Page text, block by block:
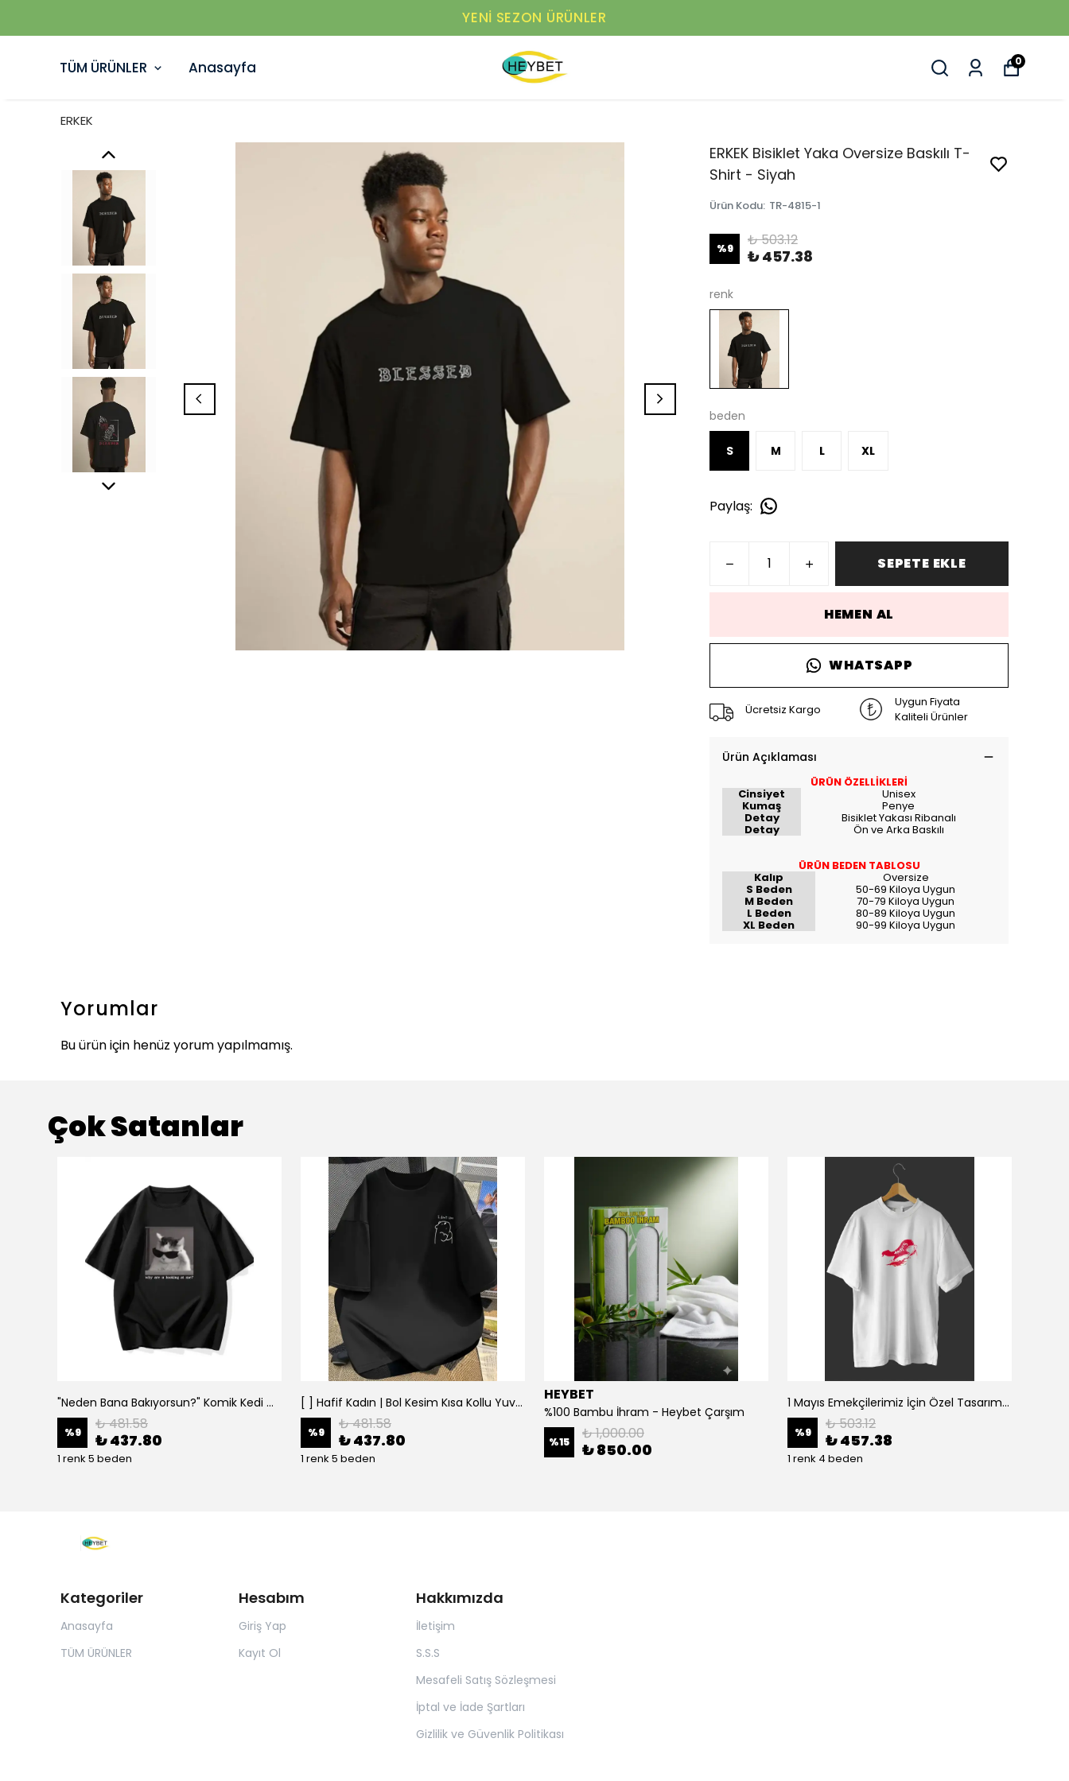
YENI SEZON ÜRÜNLER
TÜM ÜRÜNLER Anasayfa 0
ERKEK
ERKEK Bisiklet Yaka Oversize Baskılı T-
Shirt - Siyah
Ürün Kodu: TR-4815-1
%9 ₺ 503.12
₺ 457.38
renk
beden
S M L XL
Paylaş:
SEPETE EKLE
HEMEN AL
WHATSAPP
Ücretsiz Kargo
Uygun Fiyata
Kaliteli Ürünler
Ürün Açıklaması
ÜRÜN ÖZELLİKLERİ
Cinsiyet Unisex
Kumaş Penye
Detay Bisiklet Yakası Ribanalı
Detay Ön ve Arka Baskılı
ÜRÜN BEDEN TABLOSU
Kalıp Oversize
S Beden 50-69 Kiloya Uygun
M Beden 70-79 Kiloya Uygun
L Beden 80-89 Kiloya Uygun
XL Beden 90-99 Kiloya Uygun
Yorumlar
Bu ürün için henüz yorum yapılmamış.
Çok Satanlar
"Neden Bana Bakıyorsun?" Komik Kedi Grafik Tişört - Dijital Baskılı Siyah Bol - Siyah
%9 ₺ 481.58
₺ 437.80
1 renk 5 beden
[ ] Hafif Kadın | Bol Kesim Kısa Kollu Yuvarlak Yaka Eğlenceli Karikatür Ayı ve - Siyah
%9 ₺ 481.58
₺ 437.80
1 renk 5 beden
HEYBET
%100 Bambu İhram - Heybet Çarşım
%15 ₺ 1,000.00
₺ 850.00
1 Mayıs Emekçilerimiz İçin Özel Tasarım 1 Mayıs Baskılı T-shirt - Beyaz
%9 ₺ 503.12
₺ 457.38
1 renk 4 beden
Kategoriler
Anasayfa
TÜM ÜRÜNLER
Hesabım
Giriş Yap
Kayıt Ol
Hakkımızda
İletişim
S.S.S
Mesafeli Satış Sözleşmesi
İptal ve İade Şartları
Gizlilik ve Güvenlik Politikası